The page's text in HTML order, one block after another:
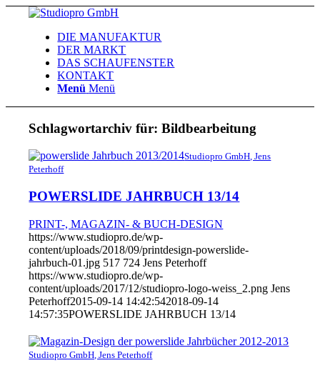
DIE MANUFAKTUR
DER MARKT
DAS SCHAUFENSTER
KONTAKT
Menü Menü
Schlagwortarchiv für:Bildbearbeitung
Studiopro GmbH, Jens
Peterhoff
POWERSLIDE JAHRBUCH 13/14
PRINT-, MAGAZIN- & BUCH-DESIGN
https://www.studiopro.de/wp-
content/uploads/2018/09/printdesign-powerslide-
jahrbuch-01.jpg 517 724 Jens Peterhoff
https://www.studiopro.de/wp-
content/uploads/2017/12/studiopro-logo-weiss_2.png Jens
Peterhoff2015-09-14 14:42:542018-09-14
14:57:35POWERSLIDE JAHRBUCH 13/14
Studiopro GmbH, Jens Peterhoff